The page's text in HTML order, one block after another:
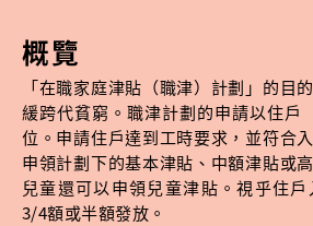
概覽
「在職家庭津貼（職津）計劃」的目
緩跨代貧窮。職津計劃的申請以住戶
位。申請住戶達到工時要求，並符合
申領計劃下的基本津貼、中額津貼或
兒童還可以申領兒童津貼。視乎住戶
3/4額或半額發放。